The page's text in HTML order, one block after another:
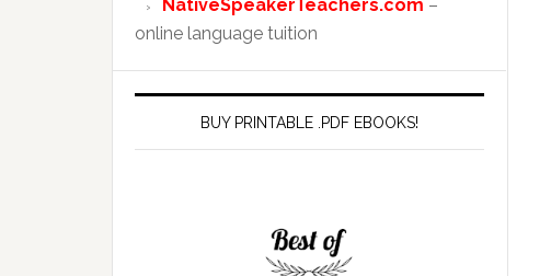
NativeSpeakerTeachers.com –
online language tuition
BUY PRINTABLE .PDF EBOOKS!